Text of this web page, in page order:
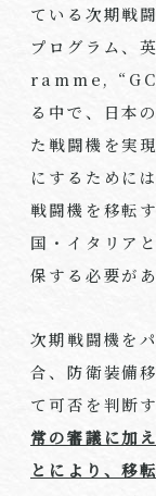
ている次期戦
プログラム、英
ramme,
る中で、日本
た戦闘機を実
にするために
戦闘機を移転
国・イタリア
保する必要が
次期戦闘機を
合、防衛装備
て可否を判断
常の審議に加
とにより、移